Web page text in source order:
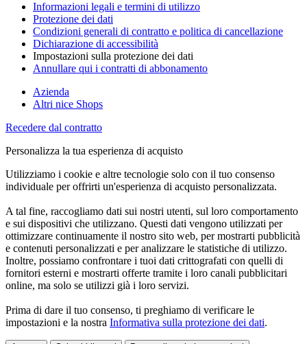
Informazioni legali e termini di utilizzo
Protezione dei dati
Condizioni generali di contratto e politica di cancellazione
Dichiarazione di accessibilità
Impostazioni sulla protezione dei dati
Annullare qui i contratti di abbonamento
Azienda
Altri nice Shops
Recedere dal contratto
Personalizza la tua esperienza di acquisto
Utilizziamo i cookie e altre tecnologie solo con il tuo consenso
individuale per offrirti un'esperienza di acquisto personalizzata.
A tal fine, raccogliamo dati sui nostri utenti, sul loro comportamento
e sui dispositivi che utilizzano. Questi dati vengono utilizzati per
ottimizzare continuamente il nostro sito web, per mostrarti pubblicità
e contenuti personalizzati e per analizzare le statistiche di utilizzo.
Inoltre, possiamo confrontare i tuoi dati crittografati con quelli di
fornitori esterni e mostrarti offerte tramite i loro canali pubblicitari
online, ma solo se utilizzi già i loro servizi.
Prima di dare il tuo consenso, ti preghiamo di verificare le
impostazioni e la nostra Informativa sulla protezione dei dati.